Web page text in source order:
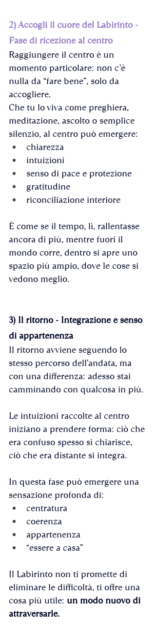
2) Accogli il cuore del Labirinto -
Fase di ricezione al centro
Raggiungere il centro è un
momento particolare: non c’è
nulla da “fare bene”, solo da
accogliere.
Che tu lo viva come preghiera,
meditazione, ascolto o semplice
silenzio, al centro può emergere:
chiarezza
intuizioni
senso di pace e protezione
gratitudine
riconciliazione interiore
È come se il tempo, lì, rallentasse
ancora di più, mentre fuori il
mondo corre, dentro si apre uno
spazio più ampio, dove le cose si
vedono meglio.
3) Il ritorno - Integrazione e senso
di appartenenza
Il ritorno avviene seguendo lo
stesso percorso dell’andata, ma
con una differenza: adesso stai
camminando con qualcosa in più.
Le intuizioni raccolte al centro
iniziano a prendere forma: ciò che
era confuso spesso si chiarisce,
ciò che era distante si integra.
In questa fase può emergere una
sensazione profonda di:
centratura
coerenza
appartenenza
“essere a casa”
Il Labirinto non ti promette di
eliminare le difficoltà, ti offre una
cosa più utile: un modo nuovo di
attraversarle.